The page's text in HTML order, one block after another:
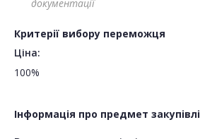
документації
Критерії вибору переможця
Ціна:
100%
Інформація про предмет закупівлі